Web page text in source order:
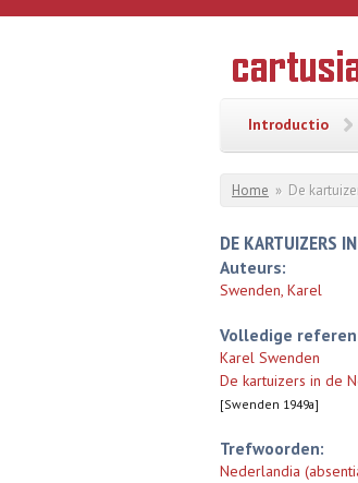
Overslaan en naar de inhoud gaan
Geschiedenis
van de
Introductio
U bent
Home » De
DE KARTUIZERS
Auteurs:
Swenden, Karel
Volledige
Karel Swenden
De kartuizers in de
[Swenden 1949a]
Trefwoorden:
Nederlandia